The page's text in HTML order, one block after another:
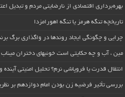
بهره‌برداری اقتصادی از نارضایتی مردم و تبدیل
تاریخچه تنگه هرمز یا تنگه اهورامزدا
چرایی و چگونگی ایجاد روندها در واگذاری برگ
مین ، آب و چه حکایتی است خونبهای دختران میناب
انتقال قدرت یا فروپاشی نرم؟ تحلیل امنیتی آینده
بررسی تأثیر فرضیه زن بودن امام دوازدهم بر